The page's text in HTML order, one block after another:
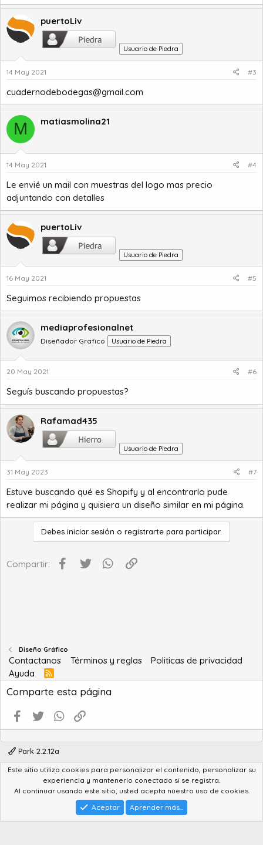
puertoLiv
Usuario de Piedra
14 May 2021 #3
cuadernodebodegas@gmail.com
M matiasmolina21
14 May 2021 #4
Le envié un mail con muestras del logo mas precio
adjuntando con detalles
puertoLiv
Usuario de Piedra
16 May 2021 #5
Seguimos recibiendo propuestas
mediaprofesionalnet
Diseñador Grafico Usuario de Piedra
20 May 2021 #6
Seguís buscando propuestas?
Rafamad435
Usuario de Piedra
31 May 2023 #7
Estuve buscando qué es Shopify y al encontrarlo pude
realizar mi página y quisiera un diseño similar en mi página.
Debes iniciar sesión o registrarte para participar.
Compartir: Facebook
Twitter WhatsApp
Diseño Gráfico
Contactanos Términos y reglas
Politicas de privacidad
Ayuda
R
S
S
Comparte esta página
Facebook
Twitter WhatsApp
Park 2.2.12a
Community platform by XenForo® © 2010-2022 XenForo Ltd.
Advanced Forum Stats by AddonFlare - Premium XF2 Addons
Feedback SystembyXenCentral.com
StylesFactory.pl
Este sitio utiliza cookies para personalizar el contenido, personalizar su
experiencia y mantenerlo conectado si se registra.
Al continuar usando este sitio, usted acepta nuestro uso de cookies.
Aceptar
Aprender más...